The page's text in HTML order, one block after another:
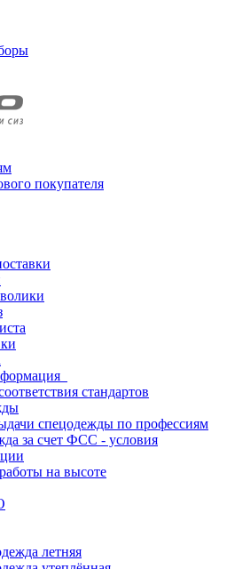
покупателя
стандартов
спецодежды по профессиям
за счет ФСС - условия
на высоте
летняя